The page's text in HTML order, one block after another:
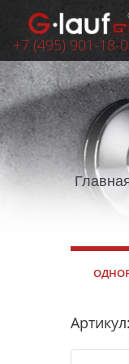
+7 (495) 901-18-
Артикул: